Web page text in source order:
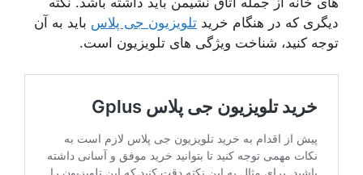
دیگری که در هنگام خریدتلویزیون جی پلاسباید به آن
توجه کنید، شناخت ویژگی های تلویزیون است.